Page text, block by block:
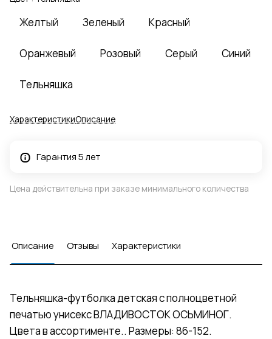
Желтый Зеленый Красный
Оранжевый Розовый Серый Синий
Тельняшка
ХарактеристикиОписание
Гарантия 5 лет
Цена действительна при заказе минимального количества
Описание Отзывы Характеристики
Тельняшка-футболка детская с полноцветной
печатью унисекс ВЛАДИВОСТОК ОСЬМИНОГ.
Цвета в ассортименте.. Размеры: 86-152.